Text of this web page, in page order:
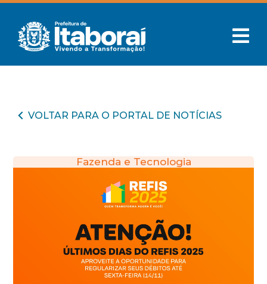
VOLTAR PARA O PORTAL DE NOTÍCIAS
Fazenda e Tecnologia